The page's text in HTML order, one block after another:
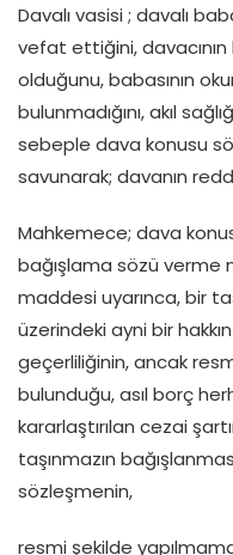
Davalı vasisi ; davalı
vefat ettiğini,
olduğunu, babasının
bulunmadığını, akıl
sebeple dava konusu
savunarak; davanın
Mahkemece; dava
bağışlama sözü verme
maddesi uyarınca, bir
üzerindeki ayni bir
geçerliliğinin, ancak
bulunduğu, asıl borç
kararlaştırılan cezai
taşınmazın
sözleşmenin,
resmi şekilde